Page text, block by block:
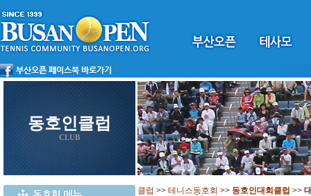
동호인클럽
CLUB
클럽 >> 테니스동호회 >> 동호인대회클럽 >>